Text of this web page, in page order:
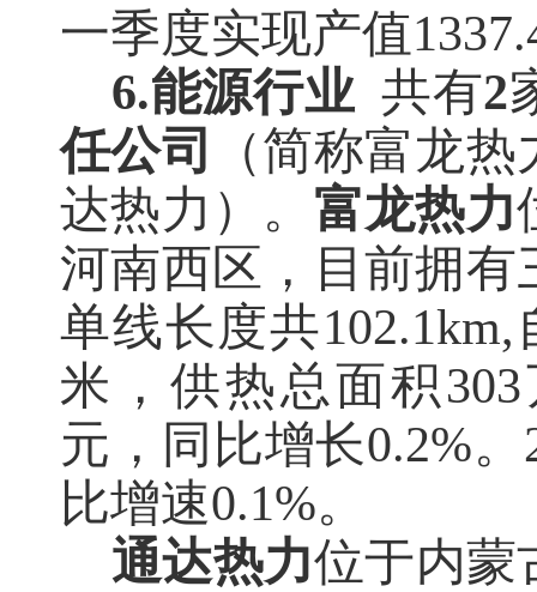
一季度实现产值
6.能源行业 共有2
任公司
（简称富龙
达热力）。 富龙热力
河南西区，目前拥
单线长度共
米，供热总面积
元，同比增长0.2%
比增速0.1%。
通达热力位于内蒙